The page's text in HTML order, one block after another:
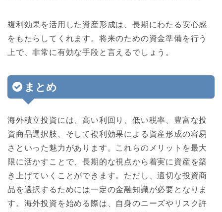
複利効果を活用した資産形成は、長期にわたる安心感
をもたらしてくれます。将来のための資金準備を行う
上で、非常に有効な手段と言えるでしょう。
まとめ
海外積立投資には、高い利回り、低い税率、豊富な投
資商品選択肢、そして複利効果による資産形成の容易
さといった魅力があります。これらのメリットを最大
限に活かすことで、長期的な視点から着実に資産を築
き上げていくことができます。ただし、適切な投資商
品を選択するためには一定の金融知識が必要となりま
す。海外投資を始める際は、自身のニーズやリスク許